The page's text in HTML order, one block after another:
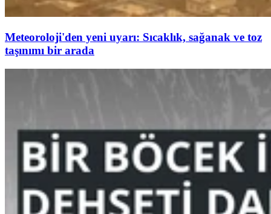
Meteoroloji'den yeni uyarı: Sıcaklık, sağanak ve toz
taşınımı bir arada